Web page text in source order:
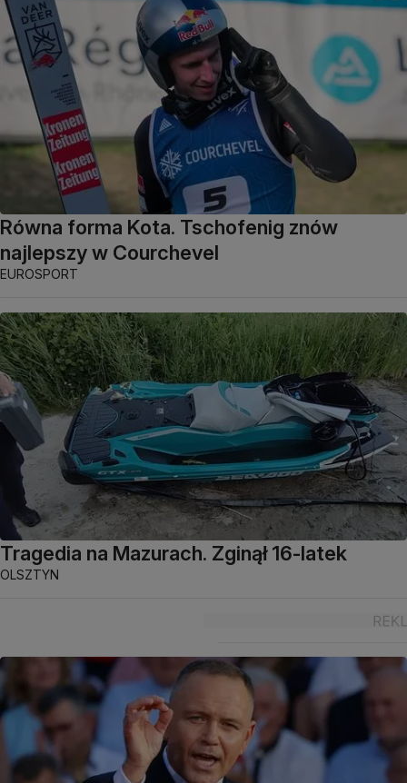
Równa forma Kota. Tschofenig znów
najlepszy w Courchevel
EUROSPORT
Tragedia na Mazurach. Zginął 16-latek
OLSZTYN